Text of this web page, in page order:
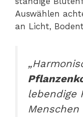
Auswählen
an Licht,
lebendige